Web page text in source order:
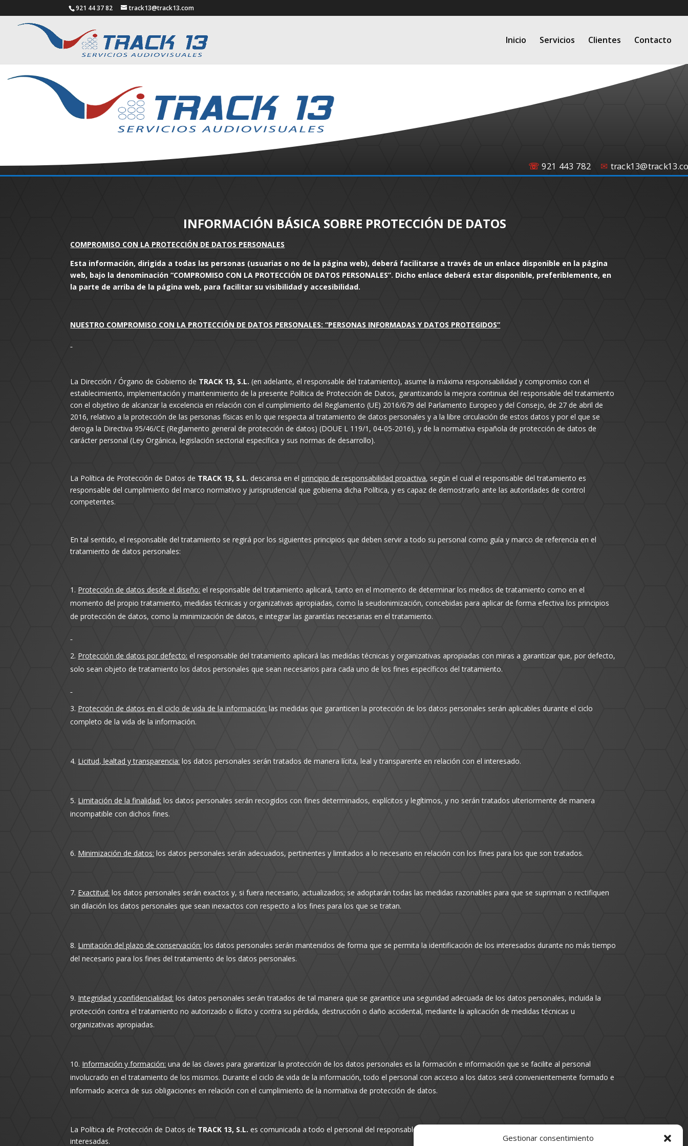
Gestionar consentimiento
921 44 37 82 track13@track13.com
Inicio Servicios Clientes Contacto
☏ 921 443 782 ✉
INFORMACIÓN BÁSICA SOBRE PROTECCIÓN DE DATOS
COMPROMISO CON LA PROTECCIÓN DE DATOS PERSONALES
Esta información, dirigida a todas las personas (usuarias o no de la página web), deberá facilitarse a través de un enlace disponible en la página
web, bajo la denominación “COMPROMISO CON LA PROTECCIÓN DE DATOS PERSONALES”. Dicho enlace deberá estar disponible, preferiblemente, en
la parte de arriba de la página web, para facilitar su visibilidad y accesibilidad.
NUESTRO COMPROMISO CON LA PROTECCIÓN DE DATOS PERSONALES: “PERSONAS INFORMADAS Y DATOS PROTEGIDOS”
La Dirección / Órgano de Gobierno de TRACK 13, S.L. (en adelante, el responsable del tratamiento), asume la máxima responsabilidad y compromiso con el
establecimiento, implementación y mantenimiento de la presente Política de Protección de Datos, garantizando la mejora continua del responsable del tratamiento
con el objetivo de alcanzar la excelencia en relación con el cumplimiento del Reglamento (UE) 2016/679 del Parlamento Europeo y del Consejo, de 27 de abril de
2016, relativo a la protección de las personas físicas en lo que respecta al tratamiento de datos personales y a la libre circulación de estos datos y por el que se
deroga la Directiva 95/46/CE (Reglamento general de protección de datos) (DOUE L 119/1, 04-05-2016), y de la normativa española de protección de datos de
carácter personal (Ley Orgánica, legislación sectorial específica y sus normas de desarrollo).
La Política de Protección de Datos de TRACK 13, S.L. descansa en elprincipio de responsabilidad proactiva, según el cual el responsable del tratamiento es
responsable del cumplimiento del marco normativo y jurisprudencial que gobierna dicha Política, y es capaz de demostrarlo ante las autoridades de control
competentes.
En tal sentido, el responsable del tratamiento se regirá por los siguientes principios que deben servir a todo su personal como guía y marco de referencia en el
tratamiento de datos personales:
Protección de datos desde el diseño: el responsable del tratamiento aplicará, tanto en el momento de determinar los medios de tratamiento como en el
momento del propio tratamiento, medidas técnicas y organizativas apropiadas, como la seudonimización, concebidas para aplicar de forma efectiva los principios
de protección de datos, como la minimización de datos, e integrar las garantías necesarias en el tratamiento.
Protección de datos por defecto: el responsable del tratamiento aplicará las medidas técnicas y organizativas apropiadas con miras a garantizar que, por defecto,
solo sean objeto de tratamiento los datos personales que sean necesarios para cada uno de los fines específicos del tratamiento.
Protección de datos en el ciclo de vida de la información: las medidas que garanticen la protección de los datos personales serán aplicables durante el ciclo
completo de la vida de la información.
Licitud, lealtad y transparencia: los datos personales serán tratados de manera lícita, leal y transparente en relación con el interesado.
Limitación de la finalidad: los datos personales serán recogidos con fines determinados, explícitos y legítimos, y no serán tratados ulteriormente de manera
incompatible con dichos fines.
Minimización de datos: los datos personales serán adecuados, pertinentes y limitados a lo necesario en relación con los fines para los que son tratados.
Exactitud: los datos personales serán exactos y, si fuera necesario, actualizados; se adoptarán todas las medidas razonables para que se supriman o rectifiquen
sin dilación los datos personales que sean inexactos con respecto a los fines para los que se tratan.
Limitación del plazo de conservación: los datos personales serán mantenidos de forma que se permita la identificación de los interesados durante no más tiempo
del necesario para los fines del tratamiento de los datos personales.
Integridad y confidencialidad: los datos personales serán tratados de tal manera que se garantice una seguridad adecuada de los datos personales, incluida la
protección contra el tratamiento no autorizado o ilícito y contra su pérdida, destrucción o daño accidental, mediante la aplicación de medidas técnicas u
organizativas apropiadas.
Información y formación: una de las claves para garantizar la protección de los datos personales es la formación e información que se facilite al personal
involucrado en el tratamiento de los mismos. Durante el ciclo de vida de la información, todo el personal con acceso a los datos será convenientemente formado e
informado acerca de sus obligaciones en relación con el cumplimiento de la normativa de protección de datos.
La Política de Protección de Datos de TRACK 13, S.L. es comunicada a todo el personal del responsable del tratamiento y puesta a disposición de todas las partes
interesadas.